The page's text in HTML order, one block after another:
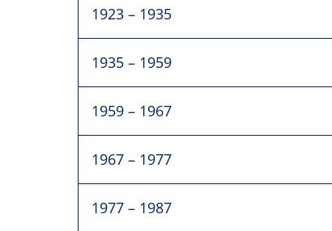
1923 – 1935
1935 – 1959
1959 – 1967
1967 – 1977
1977 – 1987